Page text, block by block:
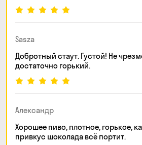
Sasza
Добротный стаут. Густой! Не
достаточно горький.
Александр
Хорошее пиво, плотное, горькое,
привкус шоколада всё портит.